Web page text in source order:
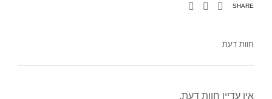
SHARE
חוות דעת
אין עדיין חוות דעת.